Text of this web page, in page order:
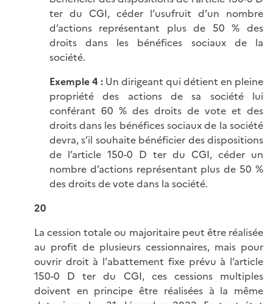
ter du CGI, céder l’usufruit d’un nombre
d’actions représentant plus de 50 % des
droits dans les bénéfices sociaux de la
société.
Exemple 4 :Un dirigeant qui détient en pleine
propriété des actions de sa société lui
conférant 60 % des droits de vote et des
droits dans les bénéfices sociaux de la société
devra, s’il souhaite bénéficier des dispositions
de l’article 150-0 D ter du CGI, céder un
nombre d’actions représentant plus de 50 %
des droits de vote dans la société.
20
La cession totale ou majoritaire peut être réalisée
au profit de plusieurs cessionnaires, mais pour
ouvrir droit à l'abattement fixe prévu à l’article
150-0 D ter du CGI, ces cessions multiples
doivent en principe être réalisées à la même